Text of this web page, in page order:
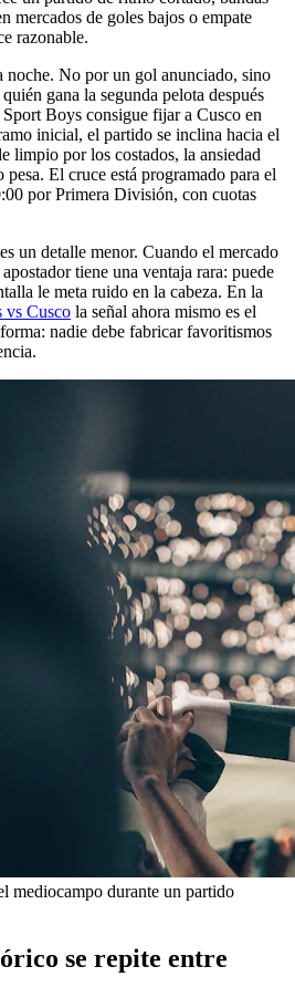
mercados de goles bajos o empate
razonable.
No por un gol anunciado, sino
gana la segunda pelota después
Boys consigue fijar a Cusco en
inicial, el partido se inclina hacia el
limpio por los costados, la ansiedad
El cruce está programado para el
por Primera División, con cuotas
un detalle menor. Cuando el mercado
tiene una ventaja rara: puede
le meta ruido en la cabeza. En la
vs Cusco la señal ahora mismo es el
nadie debe fabricar favoritismos
mediocampo durante un partido
se repite entre